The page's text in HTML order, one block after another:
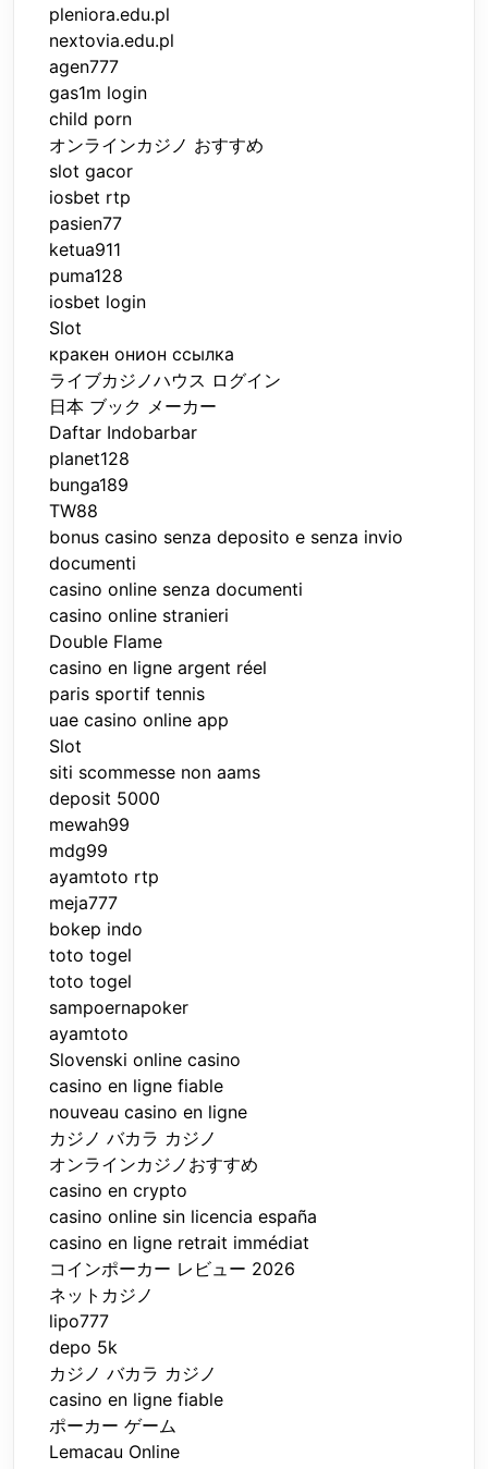
pleniora.edu.pl
nextovia.edu.pl
agen777
gas1m login
child porn
オンラインカジノ おすすめ
slot gacor
iosbet rtp
pasien77
ketua911
puma128
iosbet login
Slot
кракен онион ссылка
ライブカジノハウス ログイン
日本 ブック メーカー
Daftar Indobarbar
planet128
bunga189
TW88
bonus casino senza deposito e senza invio
documenti
casino online senza documenti
casino online stranieri
Double Flame
casino en ligne argent réel
paris sportif tennis
uae casino online app
Slot
siti scommesse non aams
deposit 5000
mewah99
mdg99
ayamtoto rtp
meja777
bokep indo
toto togel
toto togel
sampoernapoker
ayamtoto
Slovenski online casino
casino en ligne fiable
nouveau casino en ligne
カジノ バカラ カジノ
オンラインカジノおすすめ
casino en crypto
casino online sin licencia españa
casino en ligne retrait immédiat
コインポーカー レビュー 2026
ネットカジノ
lipo777
depo 5k
カジノ バカラ カジノ
casino en ligne fiable
ポーカー ゲーム
Lemacau Online